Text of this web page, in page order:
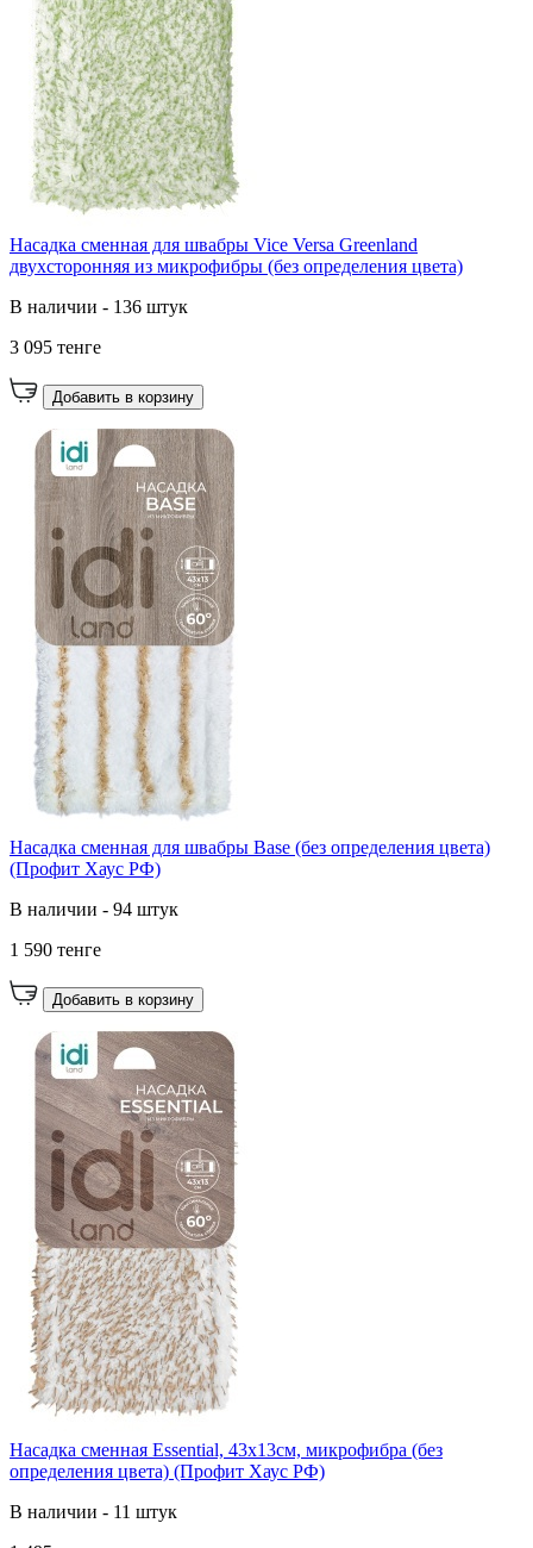
Насадка сменная для швабры Vice Versa Greenland
двухсторонняя из микрофибры (без определения цвета)
В наличии - 136 штук
3 095 тенге
Добавить в корзину
Насадка сменная для швабры Base (без определения цвета)
(Профит Хаус РФ)
В наличии - 94 штук
1 590 тенге
Добавить в корзину
Насадка сменная Essential, 43х13см, микрофибра (без
определения цвета) (Профит Хаус РФ)
В наличии - 11 штук